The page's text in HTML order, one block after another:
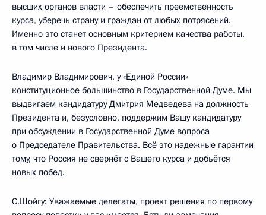
высших органов власти – обеспечить преемственность
курса, уберечь страну и граждан от любых потрясений.
Именно это станет основным критерием качества работы,
в том числе и нового Президента.
Владимир Владимирович, у «Единой России»
конституционное большинство в Государственной Думе. Мы
выдвигаем кандидатуру Дмитрия Медведева на должность
Президента и, безусловно, поддержим Вашу кандидатуру
при обсуждении в Государственной Думе вопроса
о Председателе Правительства. Всё это надежные гарантии
тому, что Россия не свернёт с Вашего курса и добьётся
новых побед.
С.Шойгу: Уважаемые делегаты, проект решения по первому